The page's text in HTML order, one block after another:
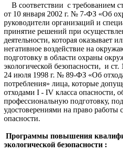
В соответствии с требованием
от 10 января 2002 г. № 7-ФЗ «Об
руководители организаций и
принятие решений при
деятельности, которая оказывает
негативное воздействие на
подготовку в области охраны
экологической безопасности, и ст.
24 июля 1998 г. № 89-ФЗ «Об
потребления» лица, которые
отходами I - IV класса опасности,
профессиональную подготовку,
удостоверениями на право работы
опасности.
Программы повышения
экологической безопасности :